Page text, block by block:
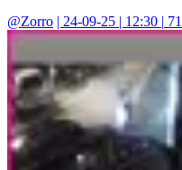
@Zorro | 24-09-25 | 12:30 | 71